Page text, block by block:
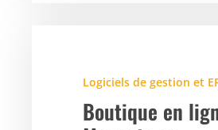
Logiciels de gestion et
Boutique en